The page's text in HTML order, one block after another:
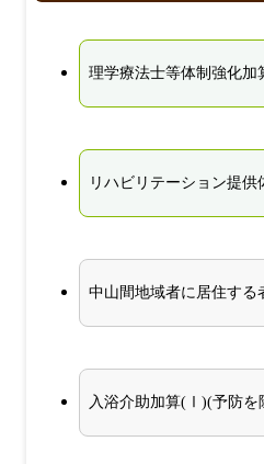
理学療法士等体制強化加
リハビリテーション提
中山間地域者に居住する
入浴介助加算(Ⅰ)(予防を